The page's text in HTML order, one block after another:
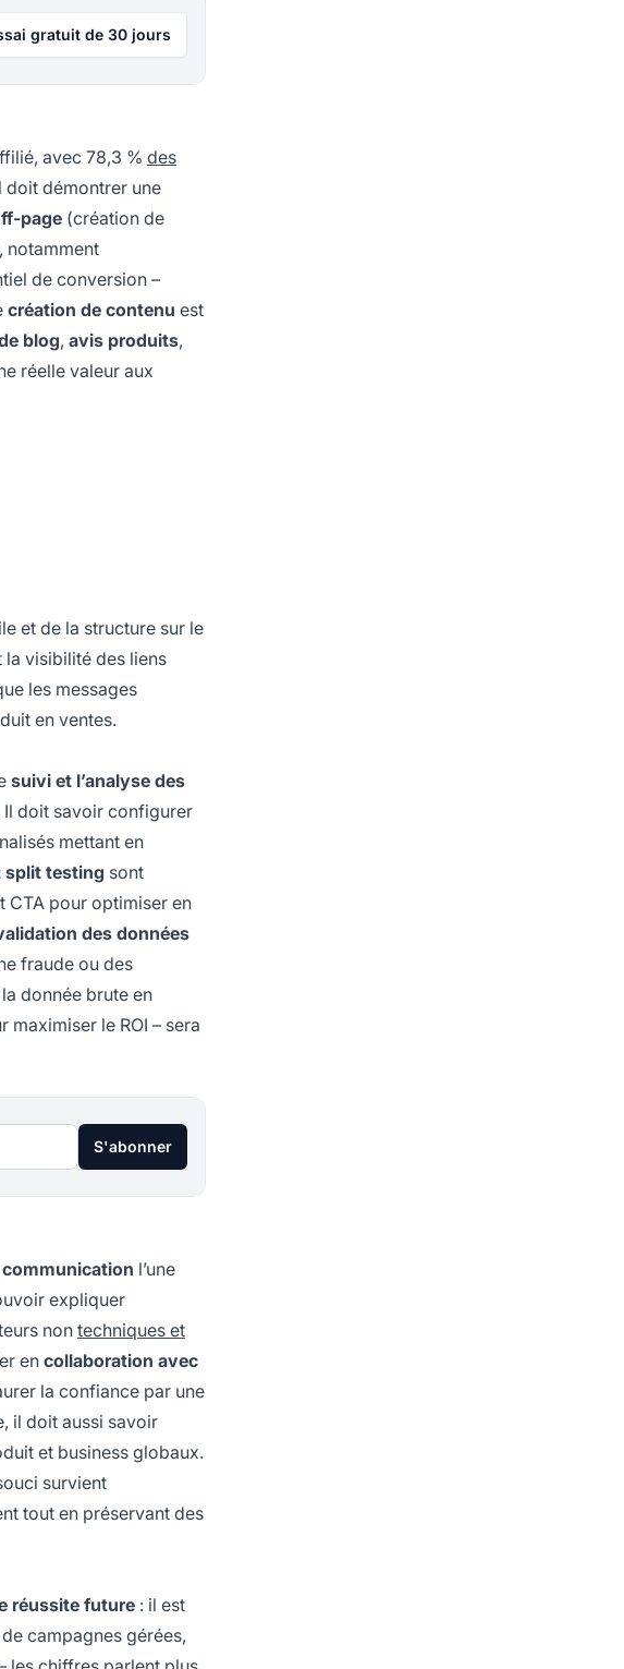
gratuit de 30 jours
avec 78,3 % des
doit démontrer une
page (création de
, notamment
de conversion –
création de contenu est
blog, avis produits,
réelle valeur aux
et de la structure sur le
la visibilité des liens
les messages
en ventes.
suivi et l’analyse des
Il doit savoir configurer
mettant en
split testing sont
CTA pour optimiser en
des données
fraude ou des
donnée brute en
le ROI – sera
S'abonner
l’une
expliquer
non techniques et
encollaboration avec
la confiance par une
il doit aussi savoir
et business globaux.
survient
tout en préservant des
réussite future : il est
campagnes gérées,